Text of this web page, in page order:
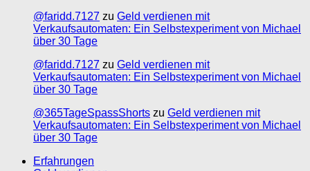
@faridd.7127 zu Geld verdienen mit
Verkaufsautomaten: Ein Selbstexperiment von Michael
über 30 Tage
@faridd.7127 zu Geld verdienen mit
Verkaufsautomaten: Ein Selbstexperiment von Michael
über 30 Tage
@365TageSpassShorts zu Geld verdienen mit
Verkaufsautomaten: Ein Selbstexperiment von Michael
über 30 Tage
Erfahrungen